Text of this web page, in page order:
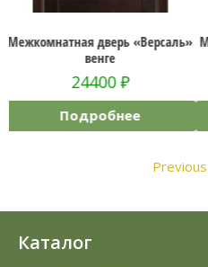
Межкомнатная дверь «F-
8100
Подробнее
Previous
Каталог